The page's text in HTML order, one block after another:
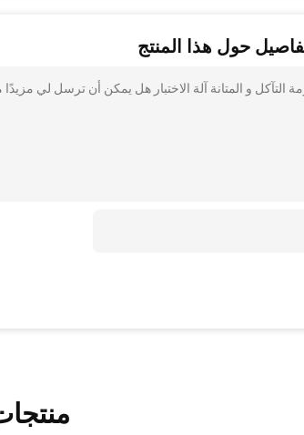
حول هذا المنتج
التآكل و المتانة آلة الاختبار هل يمكن أن ترسل لي